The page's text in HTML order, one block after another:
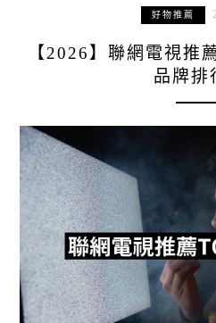
好物推薦
【2026】聯網電視推
品牌排